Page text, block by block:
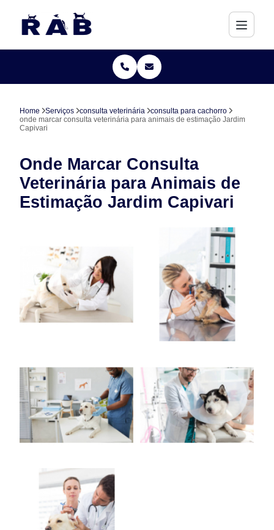
Home Serviços consulta veterinária
consulta para cachorro
onde marcar consulta veterinária para animais de estimação Jardim
Capivari
Onde Marcar Consulta
Veterinária para Animais de
Estimação Jardim Capivari